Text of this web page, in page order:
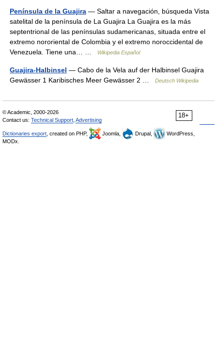
Península de la Guajira — Saltar a navegación, búsqueda Vista
satelital de la península de La Guajira La Guajira es la más
septentrional de las penínsulas sudamericanas, situada entre el
extremo nororiental de Colombia y el extremo noroccidental de
Venezuela. Tiene una… …
Wikipedia Español
Guajira-Halbinsel — Cabo de la Vela auf der Halbinsel Guajira
Gewässer 1 Karibisches Meer Gewässer 2 …
Deutsch Wikipedia
18+
© Academic, 2000-2026
Contact us: Technical Support Advertising
Dictionaries export , created on PHP, Joomla, Drupal,
WordPress,
MODx.